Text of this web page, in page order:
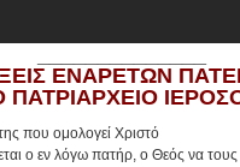
ΕΝΑΡΕΤΩΝ
ΠΑΤΡΙΑΡΧΕΙΟ
που ομολογεί Χριστό
ο εν λόγω πατήρ, ο Θεός να τους